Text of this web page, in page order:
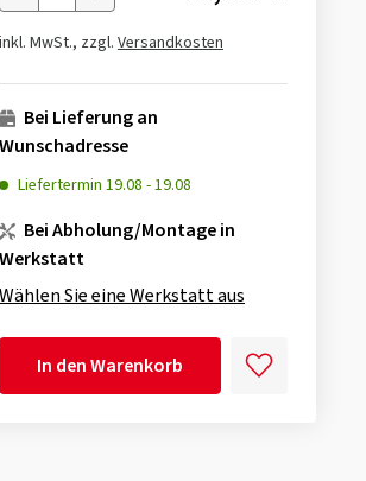
inkl. MwSt., zzgl. Versandkosten
Bei Lieferung an
Wunschadresse
Liefertermin 19.08 -19.08
Bei Abholung/Montage in
Werkstatt
Wählen Sie eine Werkstatt aus
In den Warenkorb